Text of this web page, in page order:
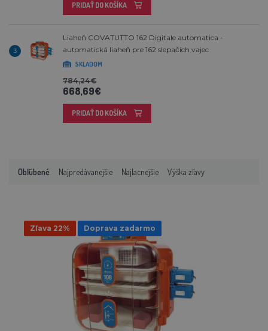
PRIDAŤ DO KOŠÍKA
3
Liaheň COVATUTTO 162 Digitale automatica -
automatická liaheň pre 162 slepačích vajec
SKLADOM
784,24€
668,69€
PRIDAŤ DO KOŠÍKA
Obľúbené Najpredávanejšie Najlacnejšie Výška zľavy
Zľava 22% Doprava zadarmo